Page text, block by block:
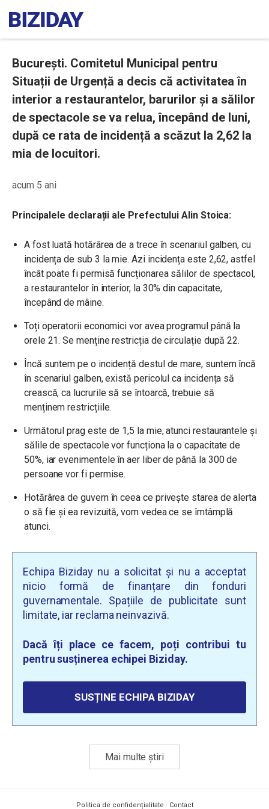
București. Comitetul Municipal pentru
Situații de Urgență a decis că activitatea în
interior a restaurantelor, barurilor și a sălilor
de spectacole se va relua, începând de luni,
după ce rata de incidență a scăzut la 2,62 la
mia de locuitori.
acum 5 ani
Principalele declarații ale Prefectului Alin Stoica:
A fost luată hotărârea de a trece în scenariul galben, cu
incidența de sub 3 la mie. Azi incidența este 2,62, astfel
încât poate fi permisă funcționarea sălilor de spectacol,
a restaurantelor în interior, la 30% din capacitate,
începând de mâine.
Toți operatorii economici vor avea programul până la
orele 21. Se menține restricția de circulație după 22.
Încă suntem pe o incidență destul de mare, suntem încă
în scenariul galben, există pericolul ca incidența să
crească, ca lucrurile să se întoarcă, trebuie să
menținem restricțiile.
Următorul prag este de 1,5 la mie, atunci restaurantele și
sălile de spectacole vor funcționa la o capacitate de
50%, iar evenimentele în aer liber de până la 300 de
persoane vor fi permise.
Hotărârea de guvern în ceea ce privește starea de alerta
o să fie și ea revizuită, vom vedea ce se îmtâmplă
atunci.
Echipa Biziday nu a solicitat și nu a acceptat
nicio formă de finanțare din fonduri
guvernamentale. Spațiile de publicitate sunt
limitate, iar reclama neinvazivă.
Dacă îți place ce facem, poți contribui tu
pentru susținerea echipei Biziday.
SUSȚINE ECHIPA BIZIDAY
Mai multe știri
Politica de confidențialitate · Contact